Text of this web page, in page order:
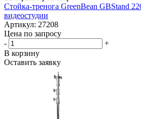
Стойка-тренога GreenBean GBStand
видеостудии
Артикул: 27208
Цена по запросу
-
+
В корзину
Оставить заявку